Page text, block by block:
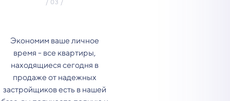
Экономим ваше личное
время - все квартиры,
находящиеся сегодня в
продаже от надежных
застройщиков есть в нашей